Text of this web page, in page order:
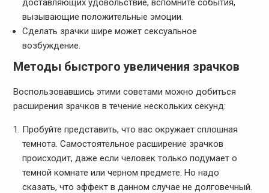
доставляющих удовольствие, вспомните события,
вызывающие положительные эмоции.
Сделать зрачки шире может сексуальное
возбуждение.
Методы быстрого увеличения зрачков
Воспользовавшись этими советами можно добиться
расширения зрачков в течение нескольких секунд:
Пробуйте представить, что вас окружает сплошная
темнота. Самостоятельное расширение зрачков
происходит, даже если человек только подумает о
темной комнате или черном предмете. Но надо
сказать, что эффект в данном случае не долговечный.